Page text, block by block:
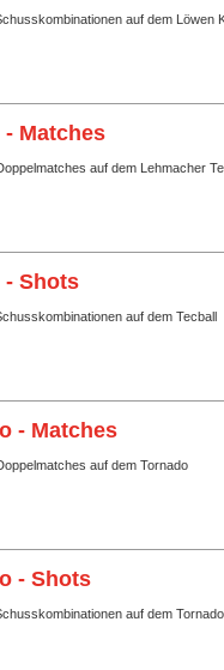
auf dem Löwen
- Matches
auf dem Lehmacher
- Shots
auf dem Tecball
- Matches
auf dem Tornado
- Shots
auf dem